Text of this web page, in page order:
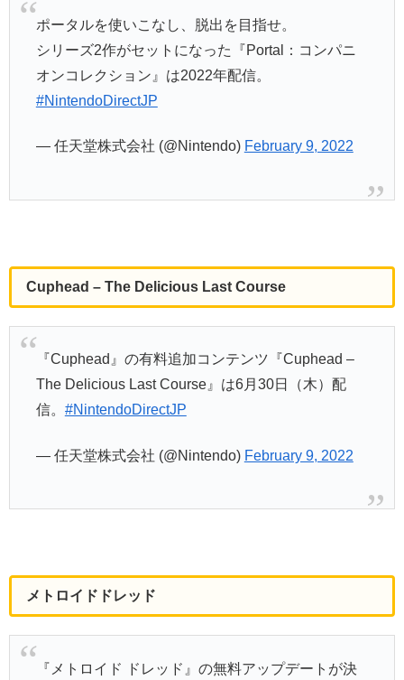
ポータルを使いこなし、脱出を目指せ。
シリーズ2作がセットになった『Portal：コンパニ
オンコレクション』は2022年配信。
#NintendoDirectJP
— 任天堂株式会社 (@Nintendo) February 9, 2022
Cuphead – The Delicious Last Course
『Cuphead』の有料追加コンテンツ『Cuphead –
The Delicious Last Course』は6月30日（木）配
信。 #NintendoDirectJP
— 任天堂株式会社 (@Nintendo) February 9, 2022
メトロイドドレッド
『メトロイド ドレッド』の無料アップデートが決